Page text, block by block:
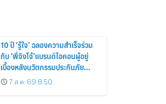
10 ปี ‘รู้ใจ’ ฉลองความสำเร็จร่วม
กับ ‘พี่จิงโจ้’แบรนด์ไอคอนผู้อยู่
เบื้องหลังนวัตกรรมประกันภัย
ดิจิทัลตลอดหนึ่งทศวรรษ
7 ส.ค. 69 8:50